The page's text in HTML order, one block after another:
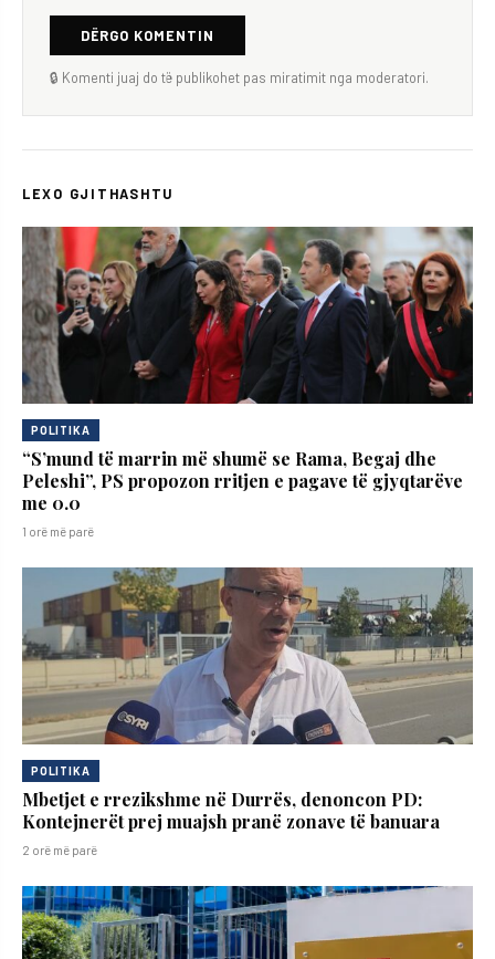
DËRGO KOMENTIN
🔒 Komenti juaj do të publikohet pas miratimit nga moderatori.
LEXO GJITHASHTU
POLITIKA
“S’mund të marrin më shumë se Rama, Begaj dhe
Peleshi”, PS propozon rritjen e pagave të gjyqtarëve
me 0.0
1 orë më parë
POLITIKA
Mbetjet e rrezikshme në Durrës, denoncon PD:
Kontejnerët prej muajsh pranë zonave të banuara
2 orë më parë